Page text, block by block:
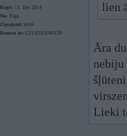
Kopš: 13. Dec 2014
No: Rīga
Ziņojumi: 8416
Braucu ar: G31/E53/E46/E39
lien
Āra
nebiju
Lieki